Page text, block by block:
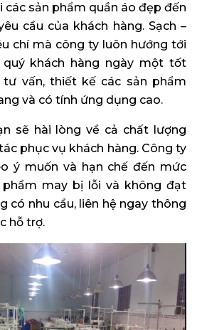
sản phẩm quần áo đẹp đến
cầu của khách hàng. Sạch –
chí mà công ty luôn hướng tới
khách hàng ngày một tốt
tư vấn, thiết kế các sản phẩm
và có tính ứng dụng cao.
sẽ hài lòng về cả chất lượng
phục vụ khách hàng. Công ty
ý muốn và hạn chế đến mức
may bị lỗi và không đạt
có nhu cầu, liên hệ ngay thông
hỗ trợ.